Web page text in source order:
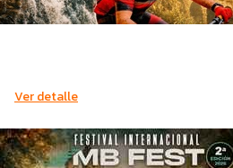
Ver detalle